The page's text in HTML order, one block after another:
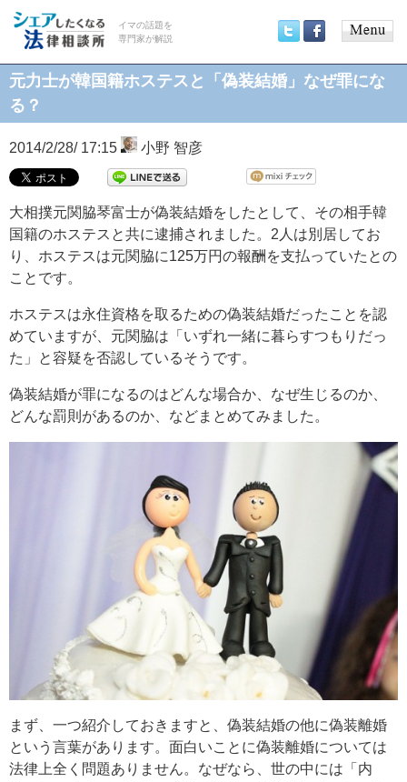
イマの話題を
専門家が解説
menu
元力士が韓国籍ホステスと「偽装結婚」なぜ罪にな
る？
2014/2/28/ 17:15 小野 智彦
大相撲元関脇琴富士が偽装結婚をしたとして、その相手韓
国籍のホステスと共に逮捕されました。2人は別居してお
り、ホステスは元関脇に125万円の報酬を支払っていたとの
ことです。
ホステスは永住資格を取るための偽装結婚だったことを認
めていますが、元関脇は「いずれ一緒に暮らすつもりだっ
た」と容疑を否認しているそうです。
偽装結婚が罪になるのはどんな場合か、なぜ生じるのか、
どんな罰則があるのか、などまとめてみました。
まず、一つ紹介しておきますと、偽装結婚の他に偽装離婚
という言葉があります。面白いことに偽装離婚については
法律上全く問題ありません。なぜなら、世の中には「内